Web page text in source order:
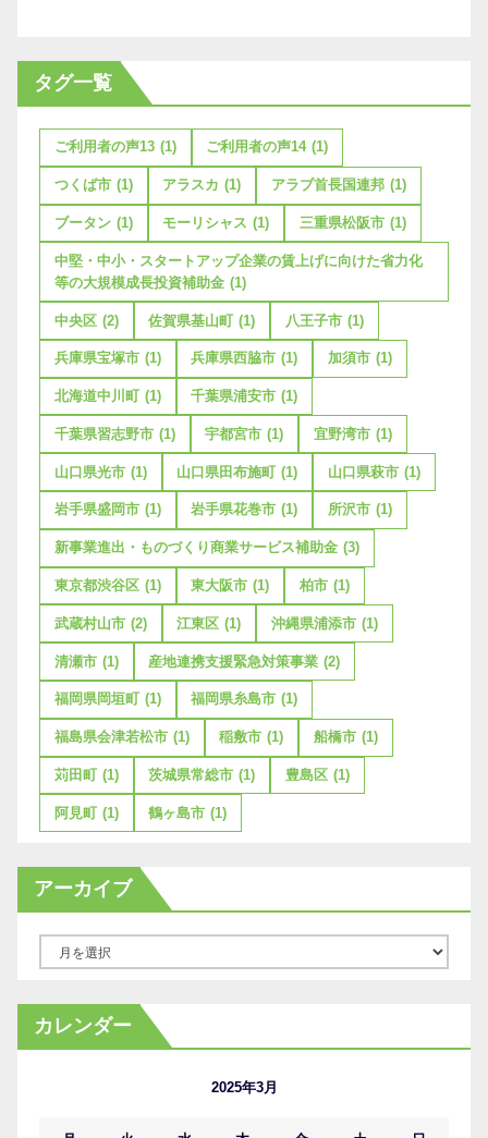
タグ一覧
ご利用者の声13 (1) ご利用者の声14 (1)
つくば市 (1) アラスカ (1) アラブ首長国連邦 (1)
ブータン (1) モーリシャス (1) 三重県松阪市 (1)
中堅・中小・スタートアップ企業の賃上げに向けた省力化
等の大規模成長投資補助金 (1)
中央区 (2) 佐賀県基山町 (1) 八王子市 (1)
兵庫県宝塚市 (1) 兵庫県西脇市 (1) 加須市 (1)
北海道中川町 (1) 千葉県浦安市 (1)
千葉県習志野市 (1) 宇都宮市 (1) 宜野湾市 (1)
山口県光市 (1) 山口県田布施町 (1) 山口県萩市 (1)
岩手県盛岡市 (1) 岩手県花巻市 (1) 所沢市 (1)
新事業進出・ものづくり商業サービス補助金 (3)
東京都渋谷区 (1) 東大阪市 (1) 柏市 (1)
武蔵村山市 (2) 江東区 (1) 沖縄県浦添市 (1)
清瀬市 (1) 産地連携支援緊急対策事業 (2)
福岡県岡垣町 (1) 福岡県糸島市 (1)
福島県会津若松市 (1) 稲敷市 (1) 船橋市 (1)
苅田町 (1) 茨城県常総市 (1) 豊島区 (1)
阿見町 (1) 鶴ヶ島市 (1)
アーカイブ
カ
イ
カレンダー
2025年3月